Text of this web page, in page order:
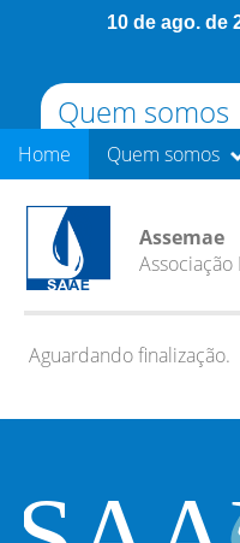
10 de ago. de
Quem somos
Home Quem somos
Assemae
Aguardando finalização.